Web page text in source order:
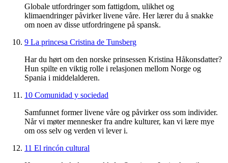
Globale utfordringer som fattigdom, ulikhet og
klimaendringer påvirker livene våre. Her lærer du å snakke
om noen av disse utfordringene på spansk.
9 La princesa Cristina de Tunsberg
Har du hørt om den norske prinsessen Kristina Håkonsdatter?
Hun spilte en viktig rolle i relasjonen mellom Norge og
Spania i middelalderen.
10 Comunidad y sociedad
Samfunnet former livene våre og påvirker oss som individer.
Når vi møter mennesker fra andre kulturer, kan vi lære mye
om oss selv og verden vi lever i.
11 El rincón cultural